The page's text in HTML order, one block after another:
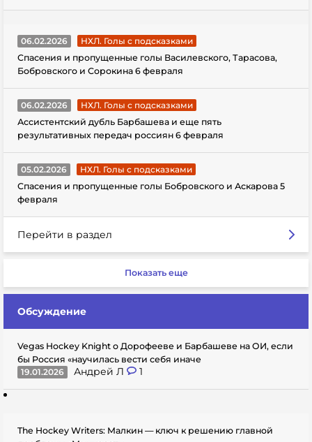
06.02.2026
НХЛ. Голы с подсказками
Спасения и пропущенные голы Василевского, Тарасова,
Бобровского и Сорокина 6 февраля
06.02.2026
НХЛ. Голы с подсказками
Ассистентский дубль Барбашева и еще пять
результативных передач россиян 6 февраля
05.02.2026
НХЛ. Голы с подсказками
Спасения и пропущенные голы Бобровского и Аскарова 5
февраля
Перейти в раздел
Показать еще
Обсуждение
Vegas Hockey Knight о Дорофееве и Барбашеве на ОИ, если
бы Россия «научилась вести себя иначе
19.01.2026
Андрей Л 1
The Hockey Writers: Малкин — ключ к решению главной